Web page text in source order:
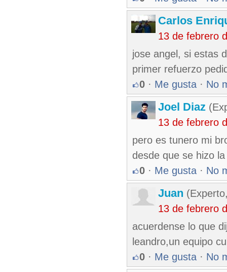
Carlos
13 de febrero
jose angel, si estas
primer refuerzo
0 · Me gusta · No
Joel Diaz
13 de febrero
pero es tunero mi
desde que se hizo
0 · Me gusta · No
Juan
13 de febrero
acuerdense lo que
leandro,un equipo
0 · Me gusta · No